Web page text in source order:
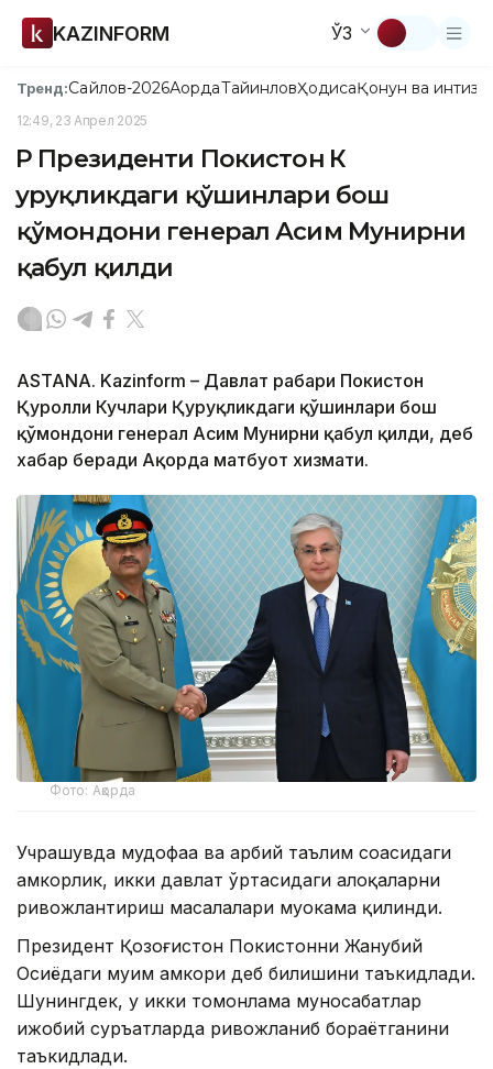
KAZINFORM ЎЗ
Тренд:Сайлов-2026АқордаТайинловҲодисаҚонун ва
12:49, 23 Апрел 2025
ҚР Президенти Покистон ҚК
Қуруқликдаги қўшинлари бош
қўмондони генерал Асим Мунирни
қабул қилди
ASTANA. Kazinform – Давлат раҳбари Покистон
Қуролли Кучлари Қуруқликдаги қўшинлари бош
қўмондони генерал Асим Мунирни қабул қилди, деб
хабар беради Ақорда матбуот хизмати.
Фото: Ақорда
Учрашувда мудофаа ва ҳарбий таълим соҳасидаги
ҳамкорлик, икки давлат ўртасидаги алоқаларни
ривожлантириш масалалари муҳокама қилинди.
Президент Қозоғистон Покистонни Жанубий
Осиёдаги муҳим ҳамкори деб билишини таъкидлади.
Шунингдек, у икки томонлама муносабатлар
ижобий суръатларда ривожланиб бораётганини
таъкидлади.